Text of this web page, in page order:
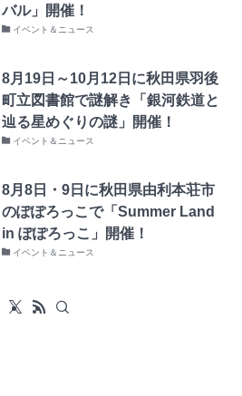
バル」開催！
イベント＆ニュース
8月19日～10月12日に秋田県羽後
町立図書館で謎解き「銀河鉄道と
辿る星めぐりの謎」開催！
イベント＆ニュース
8月8日・9日に秋田県由利本荘市
のぽぽろっこで「Summer Land
in ぽぽろっこ」開催！
イベント＆ニュース